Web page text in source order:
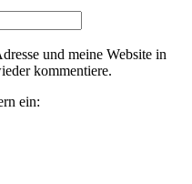
und meine Website in
kommentiere.
ein: